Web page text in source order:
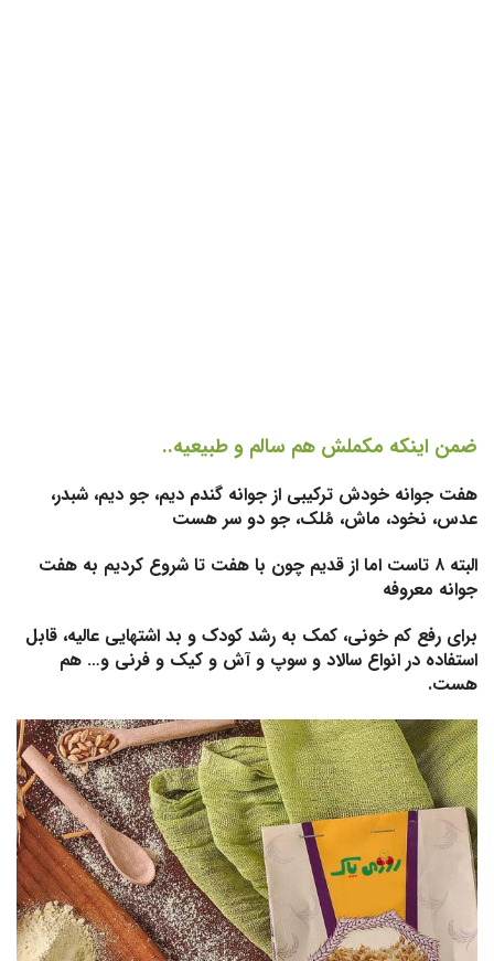
ضمن اینکه مکملش هم سالم و طبیعیه..
هفت جوانه خودش ترکیبی از جوانه گندم دیم، جو دیم، شبدر،
عدس، نخود، ماش، مُلک، جو دو سر هست
البته ۸ تاست اما از قدیم چون با هفت تا شروع کردیم به هفت
جوانه معروفه
برای رفع کم خونی، کمک به رشد کودک و بد اشتهایی عالیه، قابل
استفاده در انواع سالاد و سوپ و آش و کیک و فرنی و… هم
هست.